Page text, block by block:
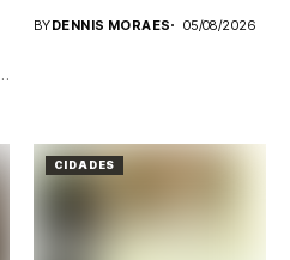
BYDENNIS MORAES 05/08/2026
CIDADES